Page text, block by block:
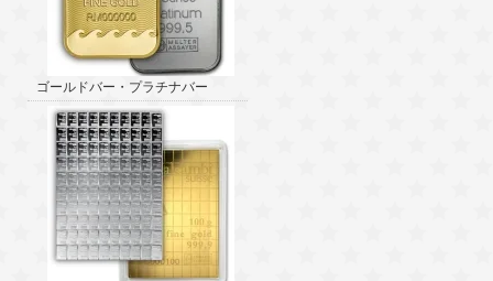
ゴールドバー・プラチナバー